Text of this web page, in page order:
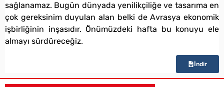
sağlanamaz. Bugün dünyada yenilikçiliğe ve tasarıma en
çok gereksinim duyulan alan belki de Avrasya ekonomik
işbirliğinin inşasıdır. Önümüzdeki hafta bu konuyu ele
almayı sürdüreceğiz.
İndir